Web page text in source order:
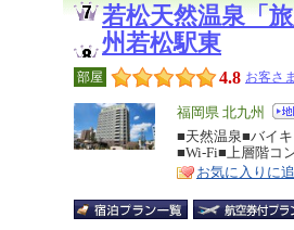
若松天然温泉「
州若松駅東
部屋 4.8 お客さ
エ
リ
ア
福岡県 北九州
特
徴
■天然温泉■バイ
■Wi-Fi■上層階コ
お気に入りに